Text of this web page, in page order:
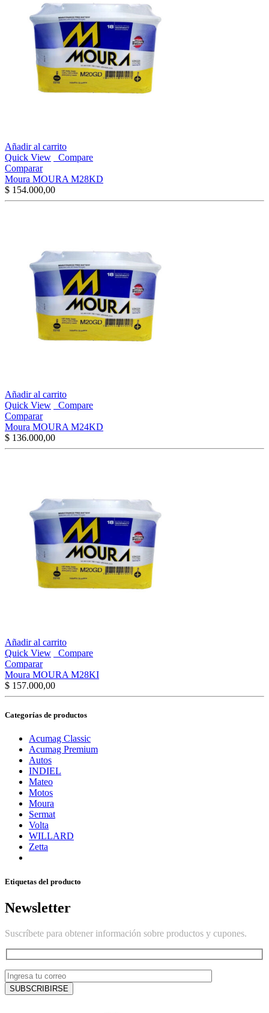
Añadir al carrito
Quick View
Compare
Comparar
Moura MOURA M28KD
$ 154.000,00
Añadir al carrito
Quick View
Compare
Comparar
Moura MOURA M24KD
$ 136.000,00
Añadir al carrito
Quick View
Compare
Comparar
Moura MOURA M28KI
$ 157.000,00
Categorías de productos
Acumag Classic
Acumag Premium
Autos
INDIEL
Mateo
Motos
Moura
Sermat
Volta
WILLARD
Zetta
Etiquetas del producto
Newsletter
Suscríbete para obtener información sobre productos y cupones.